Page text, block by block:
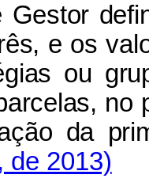
Gestor
e os
ou
no
da
de 2013)